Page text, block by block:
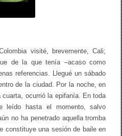
visité, brevemente, Cali;
de la que tenía –acaso como
referencias. Llegué un sábado
de la ciudad. Por la noche, en
ocurrió la epifanía. En toda
leído hasta el momento, salvo
no ha penetrado aquella tromba
constituye una sesión de baile en